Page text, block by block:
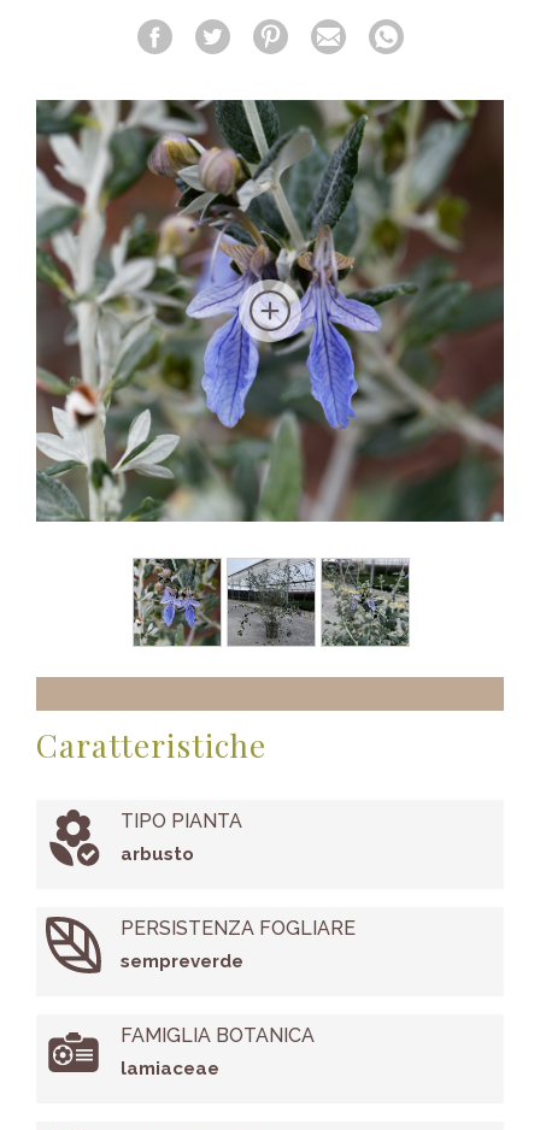
Caratteristiche
TIPO PIANTA
arbusto
PERSISTENZA FOGLIARE
sempreverde
FAMIGLIA BOTANICA
lamiaceae